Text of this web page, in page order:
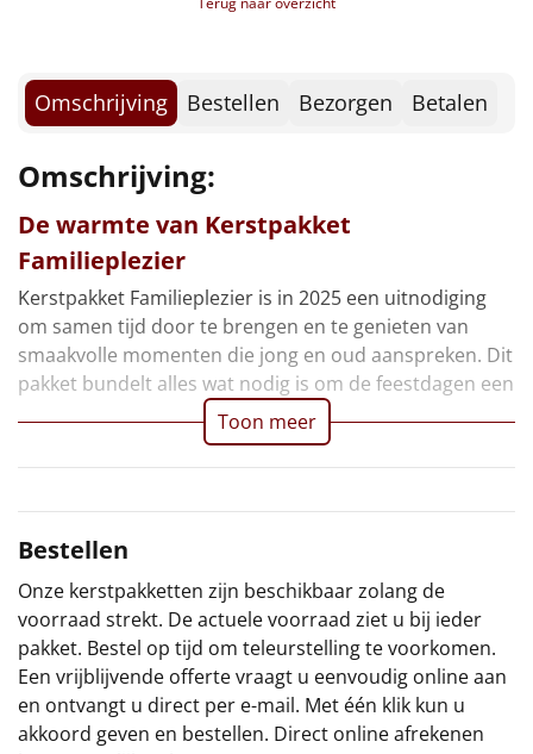
Slowcooker POPULAIR
Noodradio NIEUW
Deken (fleece plaid)
Alle artikelen
Overige
Ideeën
Personeel
Doe het zelf
Particulier
Kerstgeschenken 2026
Relatiegeschenken
Kerstkaart
Verpakt in een feestelijke kerstdoos
Omschrijving Bestellen Bezorgen Betalen
Omschrijving:
De warmte van Kerstpakket
Familieplezier
Kerstpakket Familieplezier is in 2025 een uitnodiging
om samen tijd door te brengen en te genieten van
smaakvolle momenten die jong en oud aanspreken. Dit
pakket bundelt alles wat nodig is om de feestdagen een
Toon meer
Bestellen
Onze kerstpakketten zijn beschikbaar zolang de
voorraad strekt. De actuele voorraad ziet u bij ieder
pakket. Bestel op tijd om teleurstelling te voorkomen.
Een vrijblijvende offerte vraagt u eenvoudig online aan
en ontvangt u direct per e-mail. Met één klik kun u
akkoord geven en bestellen. Direct online afrekenen